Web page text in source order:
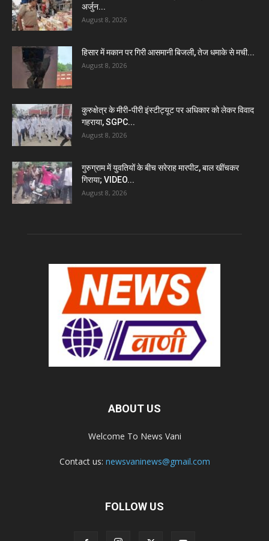
अर्जुन...
August 8, 2026
हिसार में मकान पर गिरी आसमानी बिजली, तेज धमाके से मची...
August 8, 2026
कुरुक्षेत्र के मीरी-पीरी इंस्टीट्यूट पर अधिकार को लेकर विवाद
गहराया, SGPC...
August 8, 2026
गुरुग्राम में युवतियों के बीच सरेराह मारपीट, बाल खींचकर
गिराया; VIDEO...
August 8, 2026
ABOUT US
Welcome To News Vani
Contact us: newsvaninews@gmail.com
FOLLOW US